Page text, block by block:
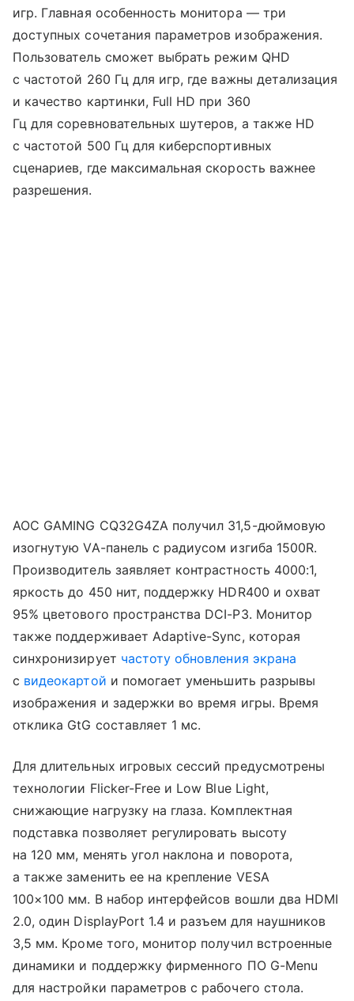
игр. Главная особенность монитора — три
доступных сочетания параметров изображения.
Пользователь сможет выбрать режим QHD
с частотой 260 Гц для игр, где важны детализация
и качество картинки, Full HD при 360
Гц для соревновательных шутеров, а также HD
с частотой 500 Гц для киберспортивных
сценариев, где максимальная скорость важнее
разрешения.
AOC GAMING CQ32G4ZA получил 31,5-дюймовую
изогнутую VA-панель с радиусом изгиба 1500R.
Производитель заявляет контрастность 4000:1,
яркость до 450 нит, поддержку HDR400 и охват
95% цветового пространства DCI-P3. Монитор
также поддерживает Adaptive-Sync, которая
синхронизирует частоту обновления экрана
с видеокартой и помогает уменьшить разрывы
изображения и задержки во время игры. Время
отклика GtG составляет 1 мс.
Для длительных игровых сессий предусмотрены
технологии Flicker-Free и Low Blue Light,
снижающие нагрузку на глаза. Комплектная
подставка позволяет регулировать высоту
на 120 мм, менять угол наклона и поворота,
а также заменить ее на крепление VESA
100×100 мм. В набор интерфейсов вошли два HDMI
2.0, один DisplayPort 1.4 и разъем для наушников
3,5 мм. Кроме того, монитор получил встроенные
динамики и поддержку фирменного ПО G-Menu
для настройки параметров с рабочего стола.